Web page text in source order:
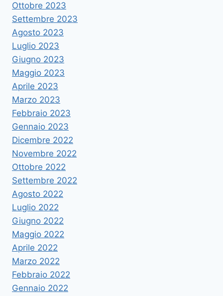
Ottobre 2023
Settembre 2023
Agosto 2023
Luglio 2023
Giugno 2023
Maggio 2023
Aprile 2023
Marzo 2023
Febbraio 2023
Gennaio 2023
Dicembre 2022
Novembre 2022
Ottobre 2022
Settembre 2022
Agosto 2022
Luglio 2022
Giugno 2022
Maggio 2022
Aprile 2022
Marzo 2022
Febbraio 2022
Gennaio 2022